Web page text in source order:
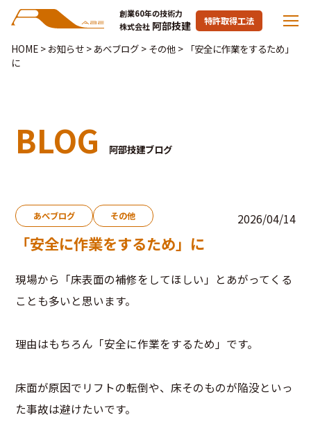
創業60年の技術力
株式会社 阿部技建 特許取得工法
HOME> お知らせ> あべブログ> その他> 「安全に作業をするため」
に
BLOG 阿部技建ブログ
あべブログ その他 2026/04/14
「安全に作業をするため」に
現場から「床表面の補修をしてほしい」とあがってくる
ことも多いと思います。
理由はもちろん「安全に作業をするため」です。
床面が原因でリフトの転倒や、床そのものが陥没といっ
た事故は避けたいです。